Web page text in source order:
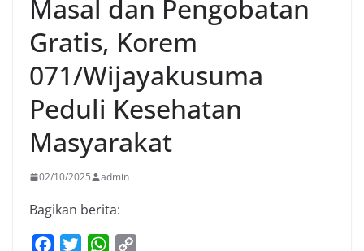
Masal dan Pengobatan
Gratis, Korem
071/Wijayakusuma
Peduli Kesehatan
Masyarakat
02/10/2025 admin
Bagikan berita:
W